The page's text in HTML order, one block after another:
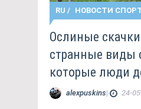
RU / НОВОСТИ
Ослиные
странные виды
которые люди
alexpuskins| 24-